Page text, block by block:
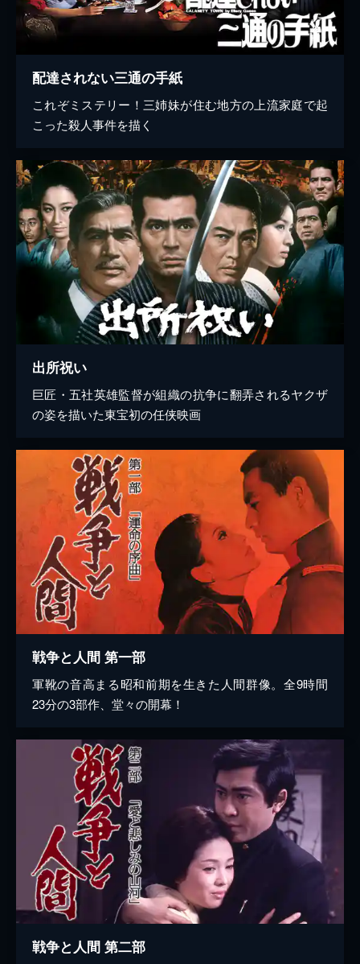
配達されない三通の手紙
これぞミステリー！三姉妹が住む地方の上流家庭で起
こった殺人事件を描く
出所祝い
巨匠・五社英雄監督が組織の抗争に翻弄されるヤクザ
の姿を描いた東宝初の任侠映画
戦争と人間 第一部
軍靴の音高まる昭和前期を生きた人間群像。全9時間
23分の3部作、堂々の開幕！
戦争と人間 第二部